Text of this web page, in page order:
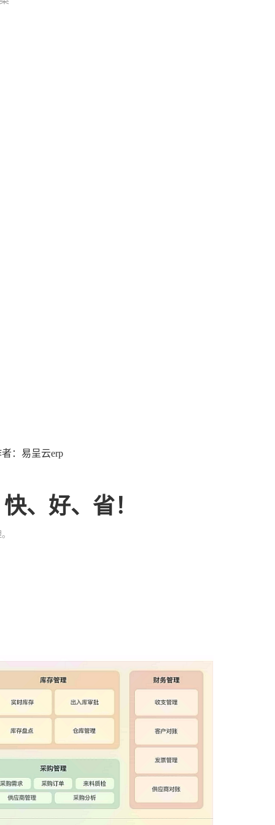
者：易呈云erp
、好、省！